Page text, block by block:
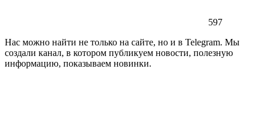
597
Нас можно найти не только на сайте, но и в Telegram. Мы
создали канал, в котором публикуем новости, полезную
информацию, показываем новинки.